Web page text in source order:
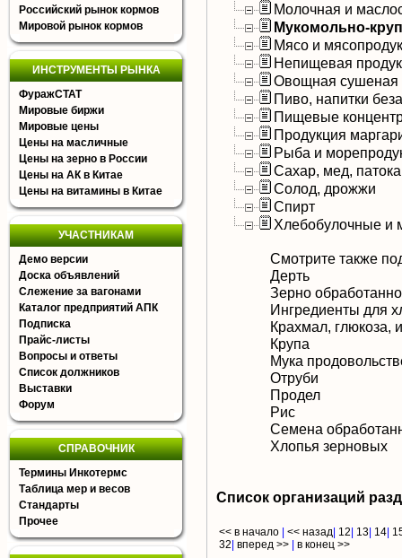
Российский рынок кормов
Мировой рынок кормов
ИНСТРУМЕНТЫ РЫНКА
ФуражСТАТ
Мировые биржи
Мировые цены
Цены на масличные
Цены на зерно в России
Цены на АК в Китае
Цены на витамины в Китае
УЧАСТНИКАМ
Демо версии
Доска объявлений
Слежение за вагонами
Каталог предприятий АПК
Подписка
Прайс-листы
Вопросы и ответы
Список должников
Выставки
Форум
СПРАВОЧНИК
Термины Инкотермс
Таблица мер и весов
Стандарты
Прочее
Молочная и
Мукомольно-
Мясо и
Непищевая
Овощная сушеная
Пиво, напитки
Пищевые
Продукция
Рыба и
Сахар, мед, патока
Солод, дрожжи
Спирт
Хлебобулочные и
Смотрите также
Дерть
Зерно
Ингредиенты для
Крахмал, глюкоза,
Крупа
Мука
Отруби
Продел
Рис
Семена
Хлопья зерновых
Список организаций
<< в начало << назад 12 13 14
32 вперед >> в конец >>